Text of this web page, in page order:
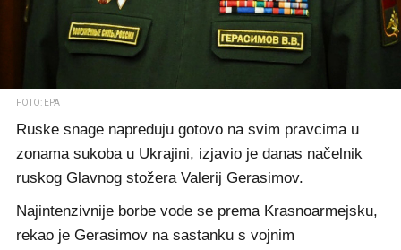
FOTO: EPA
Ruske snage napreduju gotovo na svim pravcima u
zonama sukoba u Ukrajini, izjavio je danas načelnik
ruskog Glavnog stožera Valerij Gerasimov.
Najintenzivnije borbe vode se prema Krasnoarmejsku,
rekao je Gerasimov na sastanku s vojnim